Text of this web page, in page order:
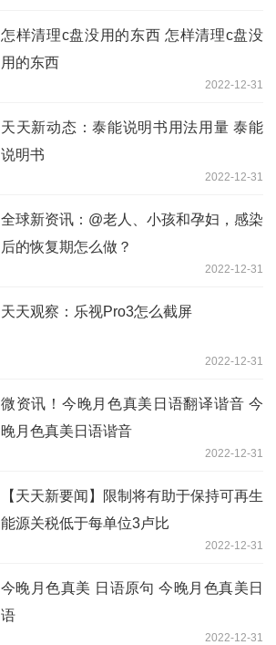
怎样清理c盘没用的东西 怎样清理c盘没
用的东西
2022-12-31
天天新动态：泰能说明书用法用量 泰能
说明书
2022-12-31
全球新资讯：@老人、小孩和孕妇，感染
后的恢复期怎么做？
2022-12-31
天天观察：乐视Pro3怎么截屏
2022-12-31
微资讯！今晚月色真美日语翻译谐音 今
晚月色真美日语谐音
2022-12-31
【天天新要闻】限制将有助于保持可再生
能源关税低于每单位3卢比
2022-12-31
今晚月色真美 日语原句 今晚月色真美日
语
2022-12-31